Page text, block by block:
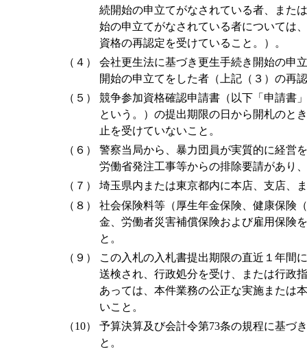
続開始の申立てがなされている者、また
始の申立てがなされている者については
資格の再認定を受けていること。）。
（４）
会社更生法に基づき更生手続き開始の申
開始の申立てをした者（上記（３）の再
（５）
競争参加資格確認申請書（以下「申請書
という。）の提出期限の日から開札のと
止を受けていないこと。
（６）
警察当局から、暴力団員が実質的に経営
労働省発注工事等からの排除要請があり
（７）
埼玉県内または東京都内に本店、支店、
（８）
社会保険料等（厚生年金保険、健康保険
金、労働者災害補償保険および雇用保険
と。
（９）
この入札の入札書提出期限の直近１年間
送検され、行政処分を受け、または行政
あっては、本件業務の公正な実施または
いこと。
（10）
予算決算及び会計令第73条の規程に基づ
と。